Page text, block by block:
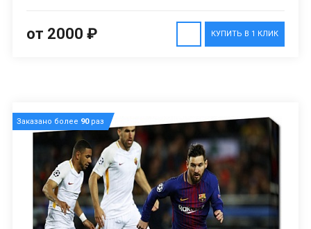
КУПИТЬ В 1 КЛИК
от 2000 ₽
Заказано более 90раз